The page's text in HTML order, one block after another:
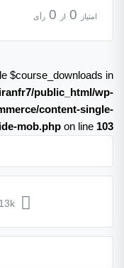
امتیاز 0 از 0 رأی
$course_downloads in
public_html/wp-
content-single-
mob.php on line 103
1.13k بازدید